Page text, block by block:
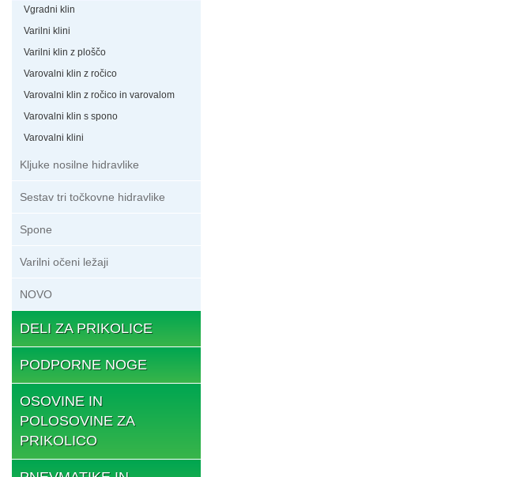
Vgradni klin
Varilni klini
Varilni klin z ploščo
Varovalni klin z ročico
Varovalni klin z ročico in varovalom
Varovalni klin s spono
Varovalni klini
Kljuke nosilne hidravlike
Sestav tri točkovne hidravlike
Spone
Varilni očeni ležaji
NOVO
DELI ZA PRIKOLICE
PODPORNE NOGE
OSOVINE IN
POLOSOVINE ZA
PRIKOLICO